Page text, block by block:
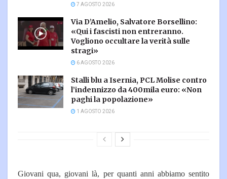
7 AGOSTO 2026
Via D’Amelio, Salvatore Borsellino:
«Qui i fascisti non entreranno.
Vogliono occultare la verità sulle
stragi»
6 AGOSTO 2026
Stalli blu a Isernia, PCL Molise contro
l’indennizzo da 400mila euro: «Non
paghi la popolazione»
1 AGOSTO 2026
Giovani qua, giovani là, per quanti anni abbiamo sentito